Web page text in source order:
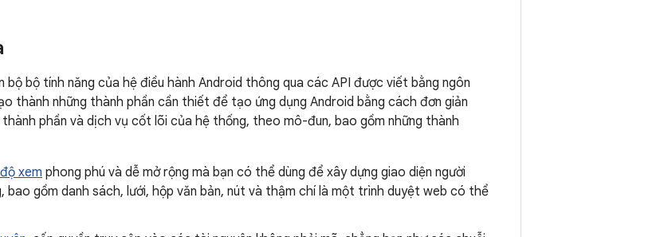
bộ tính năng của hệ điều hành Android thông qua các API được viết bằng ngôn
thành những thành phần cần thiết để tạo ứng dụng Android bằng cách đơn giản
phần và dịch vụ cốt lõi của hệ thống, theo mô-đun, bao gồm những thành
xem phong phú và dễ mở rộng mà bạn có thể dùng để xây dựng giao diện người
bao gồm danh sách, lưới, hộp văn bản, nút và thậm chí là một trình duyệt web có thể